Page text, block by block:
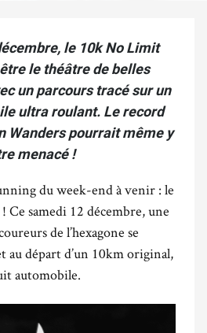
le 10k No Limit
le théâtre de belles
un parcours tracé sur un
ultra roulant. Le record
Wanders pourrait même y
menacé !
du week-end à venir : le
Ce samedi 12 décembre, une
de l’hexagone se
au départ d’un 10km original,
automobile.